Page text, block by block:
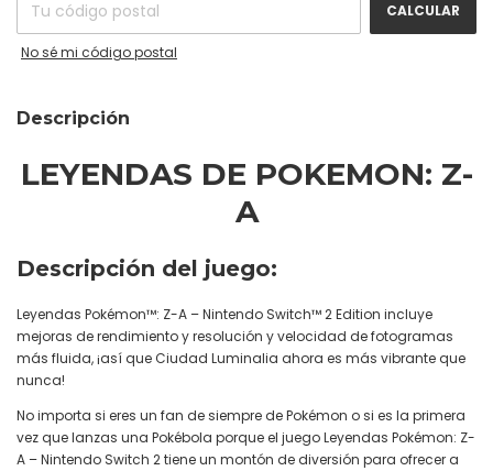
CALCULAR
No sé mi código postal
Descripción
LEYENDAS DE POKEMON: Z-
A
Descripción del juego:
Leyendas Pokémon™: Z-A – Nintendo Switch™ 2 Edition incluye
mejoras de rendimiento y resolución y velocidad de fotogramas
más fluida, ¡así que Ciudad Luminalia ahora es más vibrante que
nunca!
No importa si eres un fan de siempre de Pokémon o si es la primera
vez que lanzas una Pokébola porque el juego Leyendas Pokémon: Z-
A – Nintendo Switch 2 tiene un montón de diversión para ofrecer a